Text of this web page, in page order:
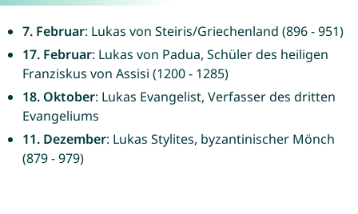
7. Februar: Lukas von Steiris/Griechenland (896 - 951)
17. Februar: Lukas von Padua, Schüler des heiligen
Franziskus von Assisi (1200 - 1285)
18. Oktober: Lukas Evangelist, Verfasser des dritten
Evangeliums
11. Dezember: Lukas Stylites, byzantinischer Mönch
(879 - 979)